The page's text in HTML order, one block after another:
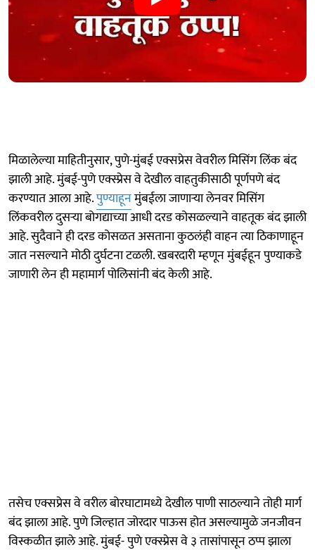
मिळालेल्या माहितीनुसार, पुणे-मुंबई एक्सप्रेस वेवरील मिसिंग लिंक बंद
झाली आहे. मुंबई-पुणे एक्स्प्रेस वे देखील वाहतुकीसाठी पूर्णपणे बंद
करण्यात आला आहे.पुण्याहूनमुंबईला जाणाऱ्या लेनवर मिसिंग
लिंकवरील दुसऱ्या बोगद्याच्या आधी दरड कोसळल्याने वाहतूक बंद झाली
आहे. सुदैवाने ही दरड कोसळत असताना कुठलंही वाहन त्या ठिकाणाहून
जात नसल्याने मोठी दुर्घटना टळली. खबरदारी म्हणून मुंबईहून पुण्याकडे
जाणारी लेन ही महामार्ग पोलिसांनी बंद केली आहे.
तसेच एक्सप्रेस वे वरील बोरघाटामध्ये देखील पाणी साठल्याने तोही मार्ग
बंद झाला आहे. पुणे जिल्हात जोरदार पाऊस होत असल्यामुळे जनजीवन
विस्कळीत झाले आहे. मुंबई- पुणे एक्स्प्रेस वे ३ तासांपासून ठप्प झाला